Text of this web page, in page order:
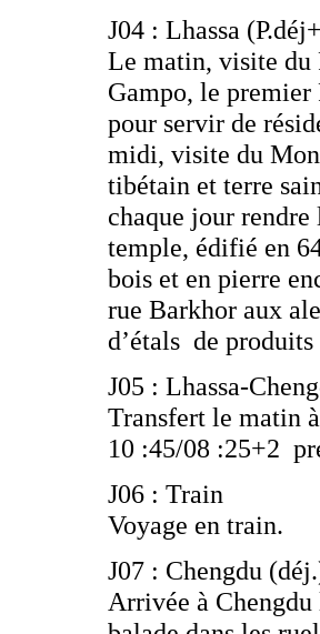
J04 : Lhassa
Le matin, visite du
Gampo, le
pour servir de
midi, visite du
tibétain et terre
chaque jour
temple, édifié en
bois et en pierre
rue Barkhor aux
d’étals de
J05 : Lhassa-
Transfert le matin
10 :45/08 :25+2
J06 : Train
Voyage en train.
J07 : Chengdu
Arrivée à